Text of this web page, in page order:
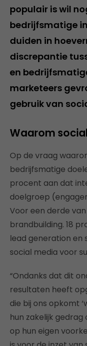
populair is wil
bedrijfsmatige
duiden in
discrepantie
en
marketeers
gebruik van
Waarom
Op de vraag
bedrijfsmatige
procent aan dat
doelgroep
Voor een derde
brandbuilding. 18
lead generation
social media voor
“Ondanks dat dit
resultaten heeft
die bij ons opkomt
hun zakelijk
op hun eigen